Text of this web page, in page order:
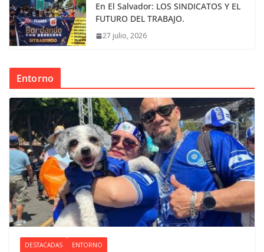
En El Salvador: LOS SINDICATOS Y EL
FUTURO DEL TRABAJO.
27 julio, 2026
Entorno
DESTACADAS ENTORNO